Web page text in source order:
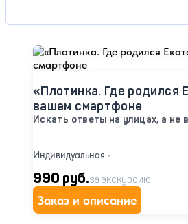
«Плотинка. Где родился
вашем смартфоне
Искать ответы на улицах, а не
Индивидуальная •
990 руб.за экскурсию
Заказ и описание